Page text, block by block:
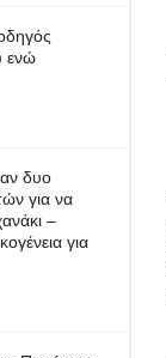
ενώ
δυο
για να
–
για